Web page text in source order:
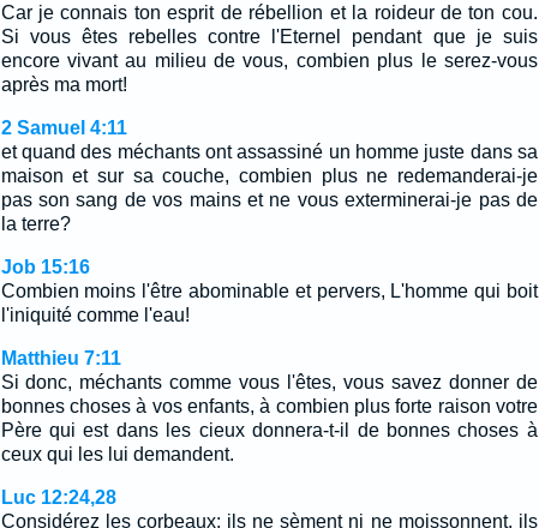
Car je connais ton esprit de rébellion et la roideur de ton cou.
Si vous êtes rebelles contre l'Eternel pendant que je suis
encore vivant au milieu de vous, combien plus le serez-vous
après ma mort!
2 Samuel 4:11
et quand des méchants ont assassiné un homme juste dans sa
maison et sur sa couche, combien plus ne redemanderai-je
pas son sang de vos mains et ne vous exterminerai-je pas de
la terre?
Job 15:16
Combien moins l'être abominable et pervers, L'homme qui boit
l'iniquité comme l'eau!
Matthieu 7:11
Si donc, méchants comme vous l'êtes, vous savez donner de
bonnes choses à vos enfants, à combien plus forte raison votre
Père qui est dans les cieux donnera-t-il de bonnes choses à
ceux qui les lui demandent.
Luc 12:24,28
Considérez les corbeaux: ils ne sèment ni ne moissonnent, ils